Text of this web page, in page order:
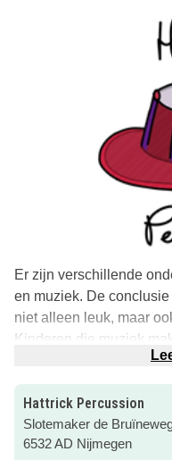
Er zijn verschillende
en muziek. De
niet alleen leuk, maar
Kinderen die muziek
Veel kinderen vinden
kinderen heel gezellig.
contacten. Ook de fijne
Hattrick Percussion
Slotemaker de
6532 AD Nijmegen